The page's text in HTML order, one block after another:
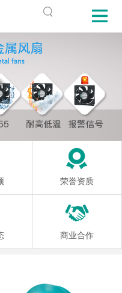
荣誉资质
商业合作